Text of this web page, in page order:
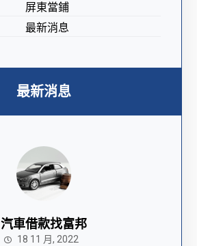
屏東當鋪
最新消息
最新消息
汽車借款找富邦
18 11 月, 2022